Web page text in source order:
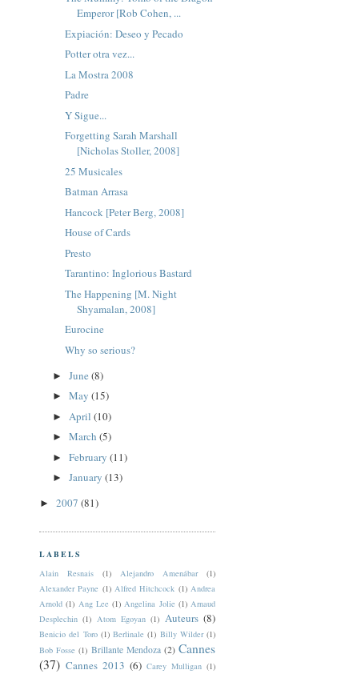
Emperor [Rob Cohen, ...
Expiación: Deseo y Pecado
Potter otra vez...
La Mostra 2008
Padre
Y Sigue...
Forgetting Sarah Marshall
[Nicholas Stoller, 2008]
25 Musicales
Batman Arrasa
Hancock [Peter Berg, 2008]
House of Cards
Presto
Tarantino: Inglorious Bastard
The Happening [M. Night
Shyamalan, 2008]
Eurocine
Why so serious?
► June (8)
► May (15)
► April (10)
► March (5)
► February (11)
► January (13)
► 2007 (81)
LABELS
Alain Resnais
(1) Alejandro Amenábar
(1)
Alexander Payne (1) Alfred Hitchcock (1) Andrea
Arnold (1) Ang Lee (1) Angelina Jolie (1) Arnaud
Desplechin (1) Atom Egoyan (1) Auteurs (8)
Benicio del Toro (1) Berlinale (1) Billy Wilder (1)
Bob Fosse (1) Brillante Mendoza (2) Cannes
(37) Cannes 2013 (6) Carey Mulligan (1)